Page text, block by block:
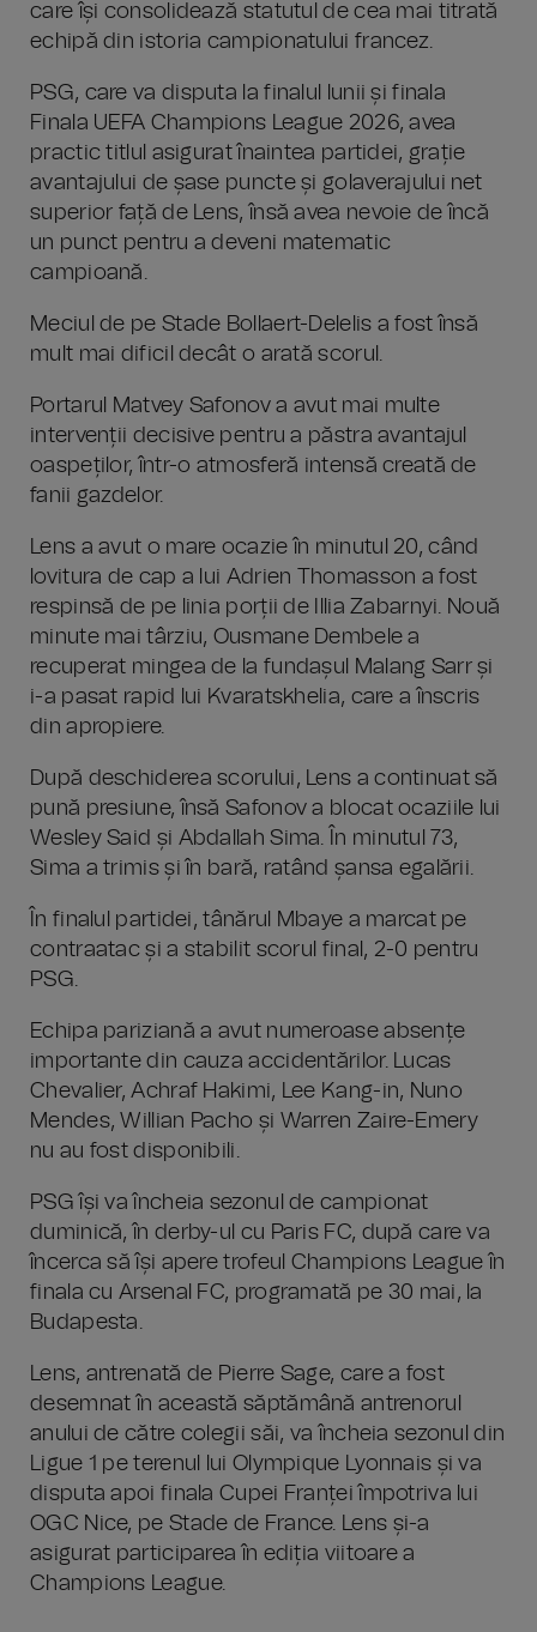
care își consolidează statutul de cea mai titrată
echipă din istoria campionatului francez.
PSG, care va disputa la finalul lunii și finala
Finala UEFA Champions League 2026, avea
practic titlul asigurat înaintea partidei, grație
avantajului de șase puncte și golaverajului net
superior față de Lens, însă avea nevoie de încă
un punct pentru a deveni matematic
campioană.
Meciul de pe Stade Bollaert-Delelis a fost însă
mult mai dificil decât o arată scorul.
Portarul Matvey Safonov a avut mai multe
intervenții decisive pentru a păstra avantajul
oaspeților, într-o atmosferă intensă creată de
fanii gazdelor.
Lens a avut o mare ocazie în minutul 20, când
lovitura de cap a lui Adrien Thomasson a fost
respinsă de pe linia porții de Illia Zabarnyi. Nouă
minute mai târziu, Ousmane Dembele a
recuperat mingea de la fundașul Malang Sarr și
i-a pasat rapid lui Kvaratskhelia, care a înscris
din apropiere.
După deschiderea scorului, Lens a continuat să
pună presiune, însă Safonov a blocat ocaziile lui
Wesley Said și Abdallah Sima. În minutul 73,
Sima a trimis și în bară, ratând șansa egalării.
În finalul partidei, tânărul Mbaye a marcat pe
contraatac și a stabilit scorul final, 2-0 pentru
PSG.
Echipa pariziană a avut numeroase absențe
importante din cauza accidentărilor. Lucas
Chevalier, Achraf Hakimi, Lee Kang-in, Nuno
Mendes, Willian Pacho și Warren Zaire-Emery
nu au fost disponibili.
PSG își va încheia sezonul de campionat
duminică, în derby-ul cu Paris FC, după care va
încerca să își apere trofeul Champions League în
finala cu Arsenal FC, programată pe 30 mai, la
Budapesta.
Lens, antrenată de Pierre Sage, care a fost
desemnat în această săptămână antrenorul
anului de către colegii săi, va încheia sezonul din
Ligue 1 pe terenul lui Olympique Lyonnais și va
disputa apoi finala Cupei Franței împotriva lui
OGC Nice, pe Stade de France. Lens și-a
asigurat participarea în ediția viitoare a
Champions League.